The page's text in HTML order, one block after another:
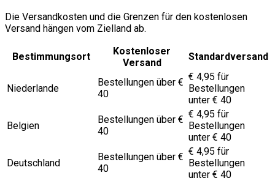
Die Versandkosten und die Grenzen für den kostenlosen
Versand hängen vom Zielland ab.
Bestimmungsort
Kostenloser
Versand
Standardversand
Niederlande
Bestellungen über €
40
€ 4,95 für
Bestellungen
unter € 40
Belgien
Bestellungen über €
40
€ 4,95 für
Bestellungen
unter € 40
Deutschland
Bestellungen über €
40
€ 4,95 für
Bestellungen
unter € 40